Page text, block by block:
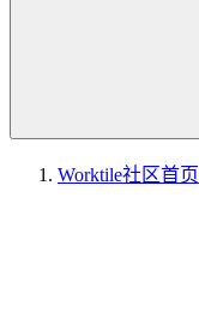
Worktile社区首页